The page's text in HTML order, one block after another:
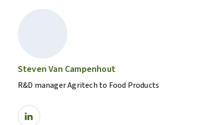
Steven Van Campenhout
R&D manager Agritech to Food Products